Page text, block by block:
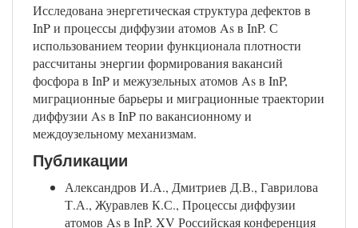
Исследована энергетическая структура дефектов в
InP и процессы диффузии атомов As в InP. С
использованием теории функционала плотности
рассчитаны энергии формирования вакансий
фосфора в InP и межузельных атомов As в InP,
миграционные барьеры и миграционные траектории
диффузии As в InP по вакансионному и
междоузельному механизмам.
Публикации
Александров И.А., Дмитриев Д.В., Гаврилова
Т.А., Журавлев К.С., Процессы диффузии
атомов As в InP. XV Российская конференция